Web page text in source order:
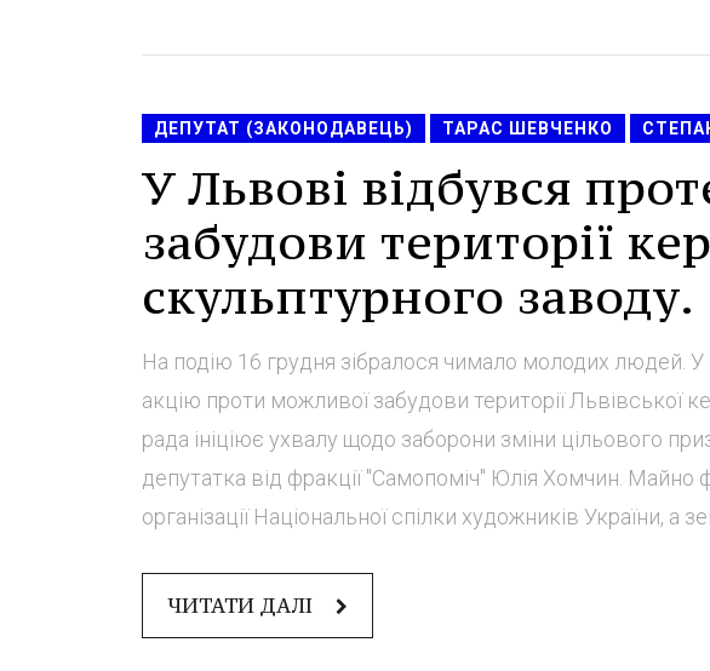
ДЕПУТАТ (ЗАКОНОДАВЕЦЬ) ТАРАС ШЕВЧЕНКО
У Львові відбувся
забудови території
скульптурного заводу.
На подію 16 грудня зібралося чимало молодих людей.
акцію проти можливої забудови території Львівської
рада ініціює ухвалу щодо заборони зміни цільового
депутатка від фракції "Самопоміч" Юлія Хомчин. Майно
організації Національної спілки художників України, а
ЧИТАТИ ДАЛІ